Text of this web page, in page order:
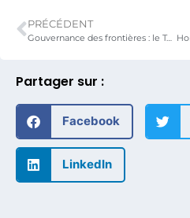
Partager sur :
Facebook
LinkedIn
PRÉCÉDENT
Gouvernance des frontières : le Togo renforce son dispositif pour une gestion intégrée et sécurisée